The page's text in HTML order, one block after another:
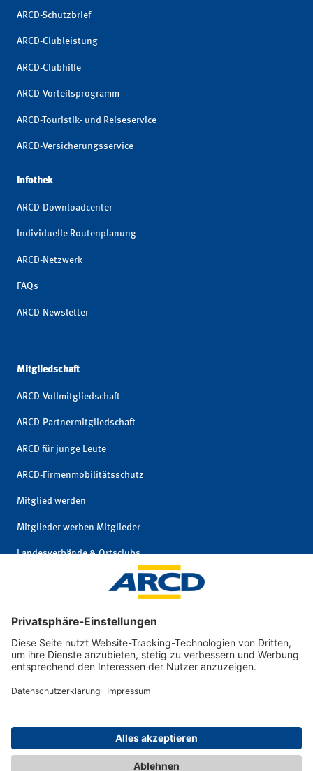
ARCD-Schutzbrief
ARCD-Clubleistung
ARCD-Clubhilfe
ARCD-Vorteilsprogramm
ARCD-Touristik- und Reiseservice
ARCD-Versicherungsservice
Infothek
ARCD-Downloadcenter
Individuelle Routenplanung
ARCD-Netzwerk
FAQs
ARCD-Newsletter
Mitgliedschaft
ARCD-Vollmitgliedschaft
ARCD-Partnermitgliedschaft
ARCD für junge Leute
ARCD-Firmenmobilitätsschutz
Mitglied werden
Mitglieder werben Mitglieder
Landesverbände & Ortsclubs
Mitgliedschaft kündigen
Impressum
© 2026 ARCD Auto-